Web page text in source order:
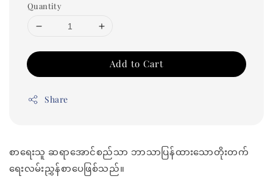
Quantity
Add to Cart
Share
စာရေးသူ ဆရာအောင်စည်သာ ဘာသာပြန်ထားသောတိုးတက်
ရေးလမ်းညွှန်စာပေဖြစ်သည်။